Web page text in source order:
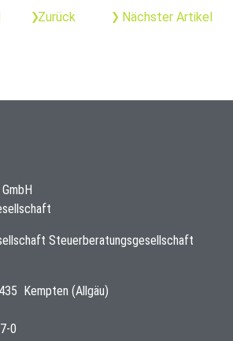
Zurück Nächster Artikel
Steuerberatungsgesellschaft
Kempten (Allgäu)
0